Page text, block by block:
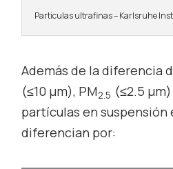
Particulas ultrafinas – Karlsruhe
Además de la diferencia
(≤10 µm), PM2.5 (≤2.5 µm)
partículas en suspensión
diferencian por: